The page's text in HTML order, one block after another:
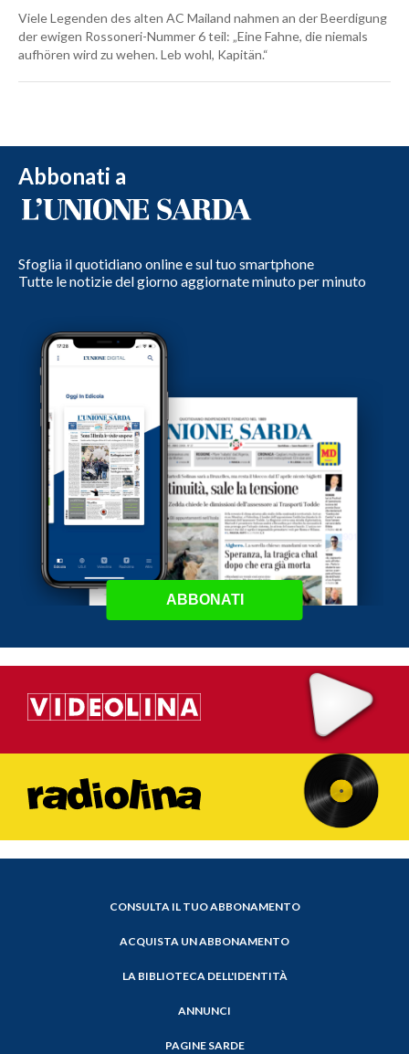
Viele Legenden des alten AC Mailand nahmen an der Beerdigung
der ewigen Rossoneri-Nummer 6 teil: „Eine Fahne, die niemals
aufhören wird zu wehen. Leb wohl, Kapitän.“
Abbonati a
Sfoglia il quotidiano online e sul tuo smartphone
Tutte le notizie del giorno aggiornate minuto per minuto
ABBONATI
CONSULTA IL TUO ABBONAMENTO
ACQUISTA UN ABBONAMENTO
LA BIBLIOTECA DELL'IDENTITÀ
ANNUNCI
PAGINE SARDE